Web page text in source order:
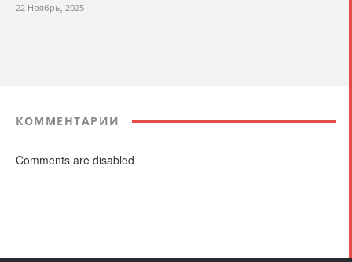
22 Ноябрь, 2025
КОММЕНТАРИИ
Comments are disabled